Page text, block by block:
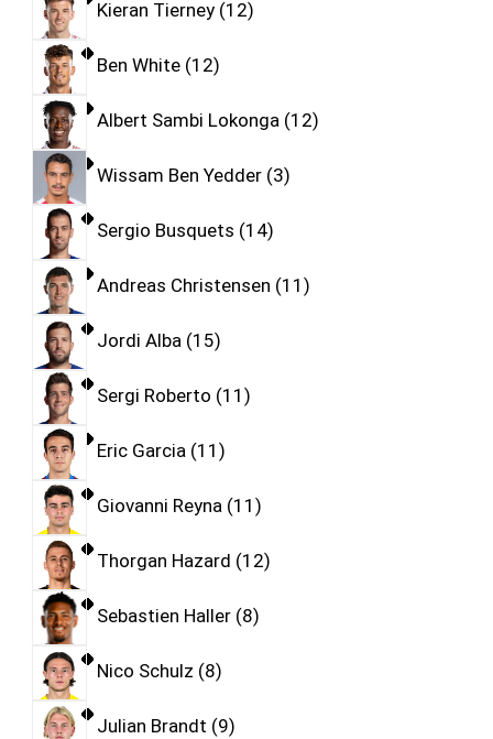
Kieran Tierney 12
Ben White 12
Albert Sambi Lokonga 12
Wissam Ben Yedder 3
Sergio Busquets 14
Andreas Christensen 11
Jordi Alba 15
Sergi Roberto 11
Eric Garcia 11
Giovanni Reyna 11
Thorgan Hazard 12
Sebastien Haller 8
Nico Schulz 8
Julian Brandt 9